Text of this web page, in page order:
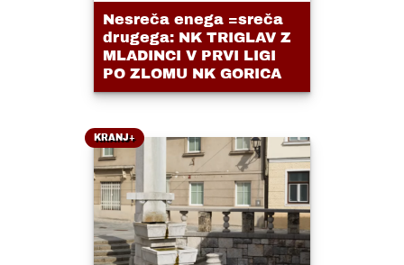
Nesreča enega =sreča
drugega: NK TRIGLAV Z
MLADINCI V PRVI LIGI
PO ZLOMU NK GORICA
KRANJ+